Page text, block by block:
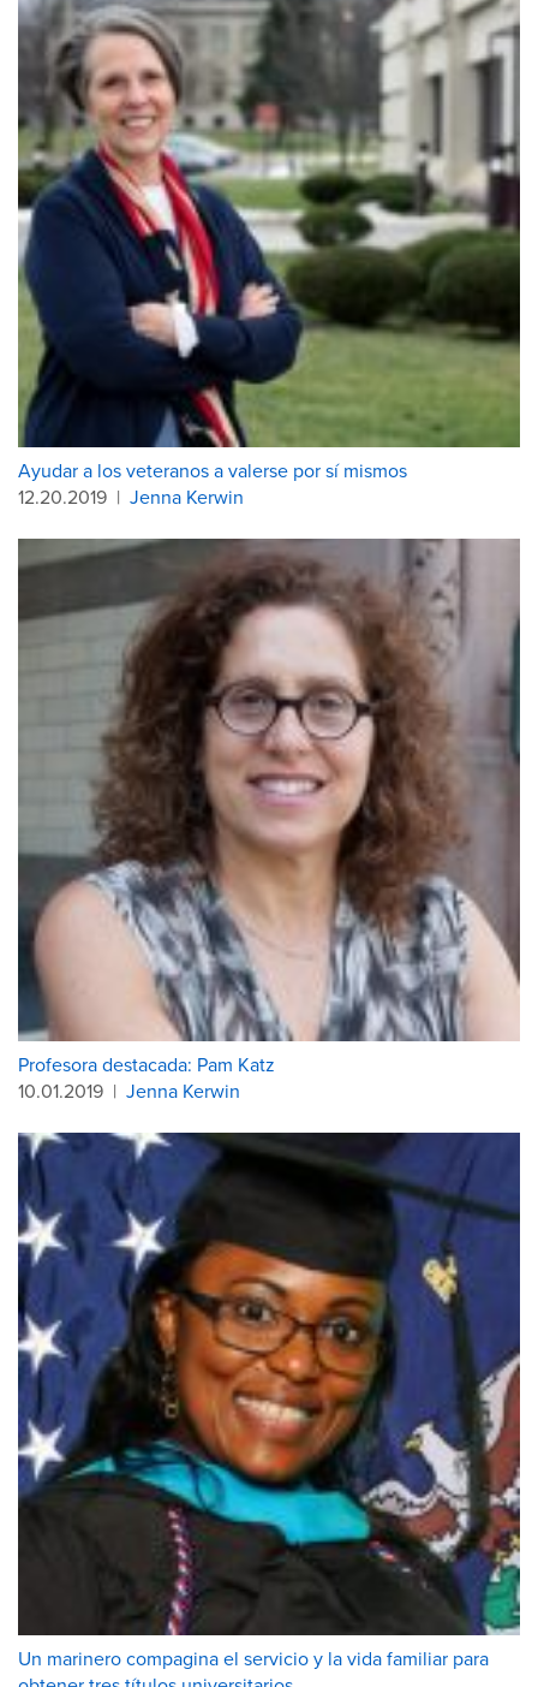
Ayudar a los veteranos a valerse por sí mismos
12.20.2019 | Jenna Kerwin
Profesora destacada: Pam Katz
10.01.2019 | Jenna Kerwin
Un marinero compagina el servicio y la vida familiar para